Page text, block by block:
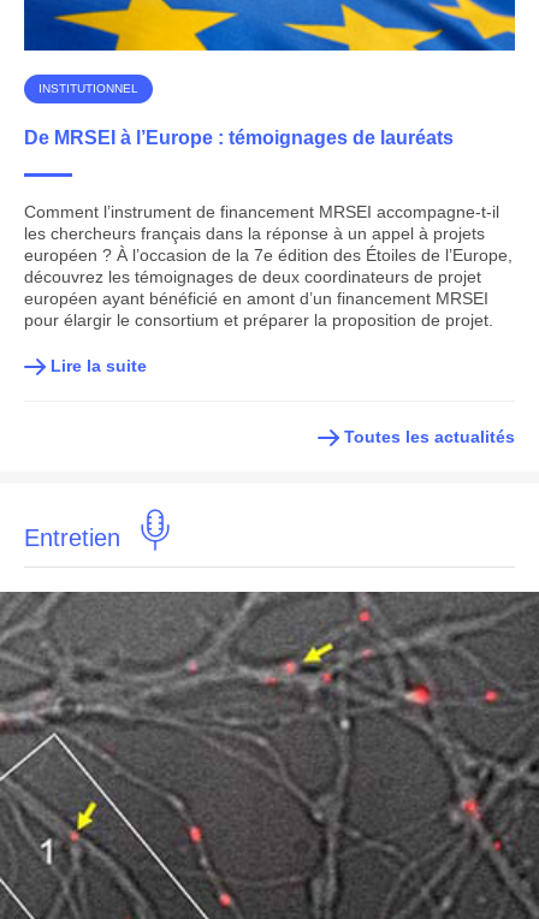
INSTITUTIONNEL
De MRSEI à l’Europe : témoignages de lauréats
Comment l’instrument de financement MRSEI accompagne-t-il
les chercheurs français dans la réponse à un appel à projets
européen ? À l’occasion de la 7e édition des Étoiles de l’Europe,
découvrez les témoignages de deux coordinateurs de projet
européen ayant bénéficié en amont d’un financement MRSEI
pour élargir le consortium et préparer la proposition de projet.
Lire la suite
Toutes les actualités
Entretien